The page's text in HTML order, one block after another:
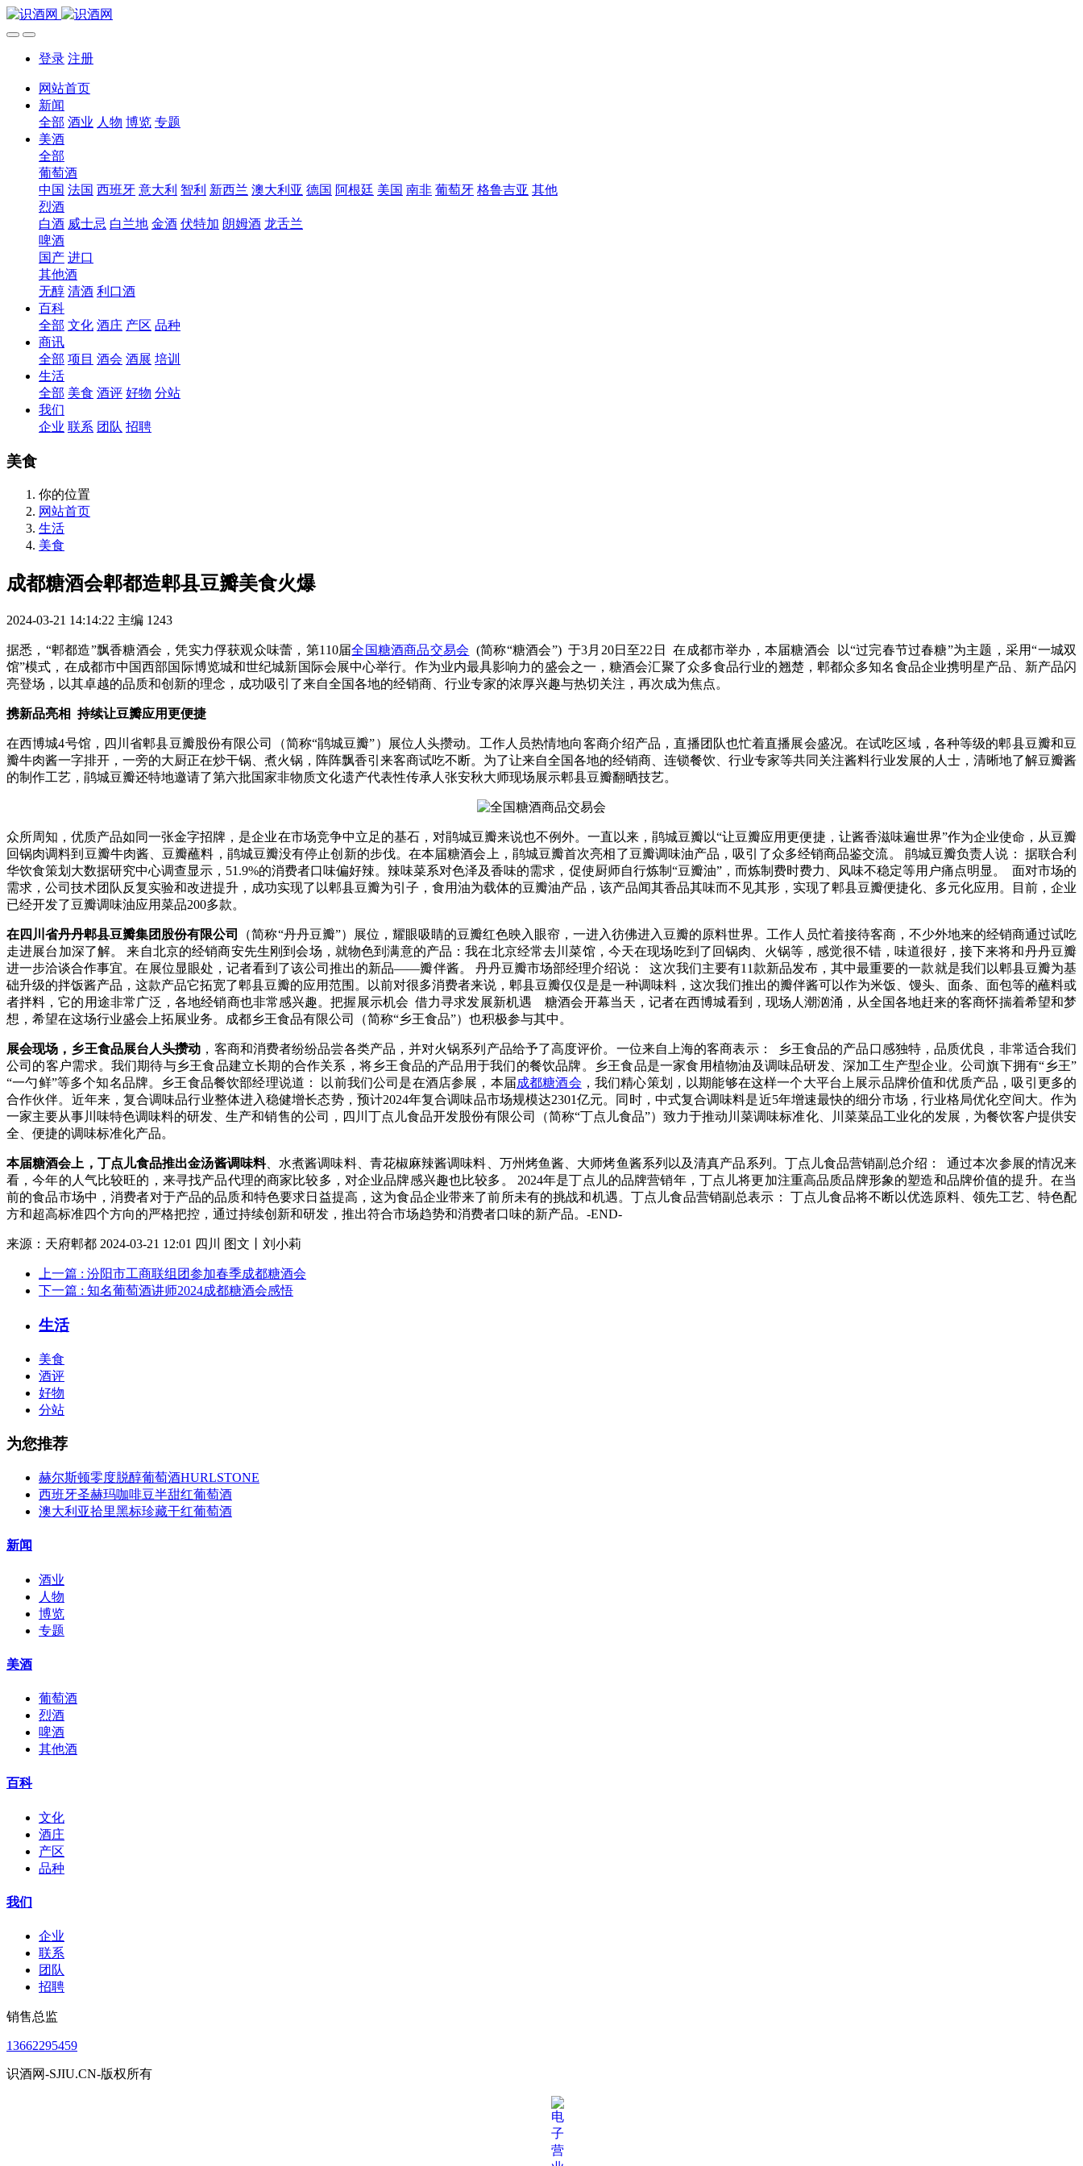
登录 注册
网站首页
新闻
全部 酒业 人物 博览 专题
美酒
全部
葡萄酒
中国 法国 西班牙 意大利 智利 新西兰 澳大利亚 德国 阿根廷 美国 南非 葡萄牙 格鲁吉亚 其他
烈酒
白酒 威士忌 白兰地 金酒 伏特加 朗姆酒 龙舌兰
啤酒
国产 进口
其他酒
无醇 清酒 利口酒
百科
全部 文化 酒庄 产区 品种
商讯
全部 项目 酒会 酒展 培训
生活
全部 美食 酒评 好物 分站
我们
企业 联系 团队 招聘
美食
你的位置
网站首页
生活
美食
成都糖酒会郫都造郫县豆瓣美食火爆
2024-03-21 14:14:22 主编 1243
据悉，“郫都造”飘香糖酒会，凭实力俘获观众味蕾，第110届全国糖酒商品交易会 (简称“糖酒会”) 于3月20日至22日 在成都市举办，本届糖酒会 以“过完春节过春糖”为主题，采用“一城双
馆”模式，在成都市中国西部国际博览城和世纪城新国际会展中心举行。作为业内最具影响力的盛会之一，糖酒会汇聚了众多食品行业的翘楚，郫都众多知名食品企业携明星产品、新产品闪
亮登场，以其卓越的品质和创新的理念，成功吸引了来自全国各地的经销商、行业专家的浓厚兴趣与热切关注，再次成为焦点。
携新品亮相 持续让豆瓣应用更便捷
在西博城4号馆，四川省郫县豆瓣股份有限公司（简称“鹃城豆瓣”）展位人头攒动。工作人员热情地向客商介绍产品，直播团队也忙着直播展会盛况。在试吃区域，各种等级的郫县豆瓣和豆
瓣牛肉酱一字排开，一旁的大厨正在炒干锅、煮火锅，阵阵飘香引来客商试吃不断。为了让来自全国各地的经销商、连锁餐饮、行业专家等共同关注酱料行业发展的人士，清晰地了解豆瓣酱
的制作工艺，鹃城豆瓣还特地邀请了第六批国家非物质文化遗产代表性传承人张安秋大师现场展示郫县豆瓣翻晒技艺。
众所周知，优质产品如同一张金字招牌，是企业在市场竞争中立足的基石，对鹃城豆瓣来说也不例外。一直以来，鹃城豆瓣以“让豆瓣应用更便捷，让酱香滋味遍世界”作为企业使命，从豆瓣
回锅肉调料到豆瓣牛肉酱、豆瓣蘸料，鹃城豆瓣没有停止创新的步伐。在本届糖酒会上，鹃城豆瓣首次亮相了豆瓣调味油产品，吸引了众多经销商品鉴交流。 鹃城豆瓣负责人说： 据联合利
华饮食策划大数据研究中心调查显示，51.9%的消费者口味偏好辣。辣味菜系对色泽及香味的需求，促使厨师自行炼制“豆瓣油”，而炼制费时费力、风味不稳定等用户痛点明显。 面对市场的
需求，公司技术团队反复实验和改进提升，成功实现了以郫县豆瓣为引子，食用油为载体的豆瓣油产品，该产品闻其香品其味而不见其形，实现了郫县豆瓣便捷化、多元化应用。目前，企业
已经开发了豆瓣调味油应用菜品200多款。
在四川省丹丹郫县豆瓣集团股份有限公司
（简称“丹丹豆瓣”）展位，耀眼吸睛的豆瓣红色映入眼帘，一进入彷佛进入豆瓣的原料世界。工作人员忙着接待客商，不少外地来的经销商通过试吃
走进展台加深了解。 来自北京的经销商安先生刚到会场，就物色到满意的产品：我在北京经常去川菜馆，今天在现场吃到了回锅肉、火锅等，感觉很不错，味道很好，接下来将和丹丹豆瓣
进一步洽谈合作事宜。在展位显眼处，记者看到了该公司推出的新品——瓣伴酱。 丹丹豆瓣市场部经理介绍说： 这次我们主要有11款新品发布，其中最重要的一款就是我们以郫县豆瓣为基
础升级的拌饭酱产品，这款产品它拓宽了郫县豆瓣的应用范围。以前对很多消费者来说，郫县豆瓣仅仅是是一种调味料，这次我们推出的瓣伴酱可以作为米饭、馒头、面条、面包等的蘸料或
者拌料，它的用途非常广泛，各地经销商也非常感兴趣。把握展示机会 借力寻求发展新机遇 糖酒会开幕当天，记者在西博城看到，现场人潮汹涌，从全国各地赶来的客商怀揣着希望和梦
想，希望在这场行业盛会上拓展业务。成都乡王食品有限公司（简称“乡王食品”）也积极参与其中。
展会现场，乡王食品展台人头攒动 ，客商和消费者纷纷品尝各类产品，并对火锅系列产品给予了高度评价。一位来自上海的客商表示： 乡王食品的产品口感独特，品质优良，非常适合我们
公司的客户需求。我们期待与乡王食品建立长期的合作关系，将乡王食品的产品用于我们的餐饮品牌。乡王食品是一家食用植物油及调味品研发、深加工生产型企业。公司旗下拥有“乡王”
“一勺鲜”等多个知名品牌。乡王食品餐饮部经理说道： 以前我们公司是在酒店参展，本届成都糖酒会 ，我们精心策划，以期能够在这样一个大平台上展示品牌价值和优质产品，吸引更多的
合作伙伴。近年来，复合调味品行业整体进入稳健增长态势，预计2024年复合调味品市场规模达2301亿元。同时，中式复合调味料是近5年增速最快的细分市场，行业格局优化空间大。作为
一家主要从事川味特色调味料的研发、生产和销售的公司，四川丁点儿食品开发股份有限公司（简称“丁点儿食品”）致力于推动川菜调味标准化、川菜菜品工业化的发展，为餐饮客户提供安
全、便捷的调味标准化产品。
本届糖酒会上，丁点儿食品推出金汤酱调味料、水煮酱调味料、青花椒麻辣酱调味料、万州烤鱼酱、大师烤鱼酱系列以及清真产品系列。丁点儿食品营销副总介绍： 通过本次参展的情况来
看，今年的人气比较旺的，来寻找产品代理的商家比较多，对企业品牌感兴趣也比较多。 2024年是丁点儿的品牌营销年，丁点儿将更加注重高品质品牌形象的塑造和品牌价值的提升。在当
前的食品市场中，消费者对于产品的品质和特色要求日益提高，这为食品企业带来了前所未有的挑战和机遇。丁点儿食品营销副总表示： 丁点儿食品将不断以优选原料、领先工艺、特色配
方和超高标准四个方向的严格把控，通过持续创新和研发，推出符合市场趋势和消费者口味的新产品。-END-
来源： 天府郫都 2024-03-21 12:01 四川 图文丨刘小莉
上一篇 : 汾阳市工商联组团参加春季成都糖酒会
下一篇 : 知名葡萄酒讲师2024成都糖酒会感悟
生活
美食
酒评
好物
分站
为您推荐
赫尔斯顿零度脱醇葡萄酒HURLSTONE
西班牙圣赫玛咖啡豆半甜红葡萄酒
澳大利亚拾里黑标珍藏干红葡萄酒
新闻
酒业
人物
博览
专题
美酒
葡萄酒
烈酒
啤酒
其他酒
百科
文化
酒庄
产区
品种
我们
企业
联系
团队
招聘
销售总监
13662295459
识酒网-SJIU.CN-版权所有